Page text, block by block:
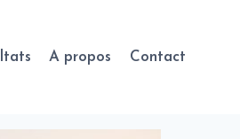
A propos Contact